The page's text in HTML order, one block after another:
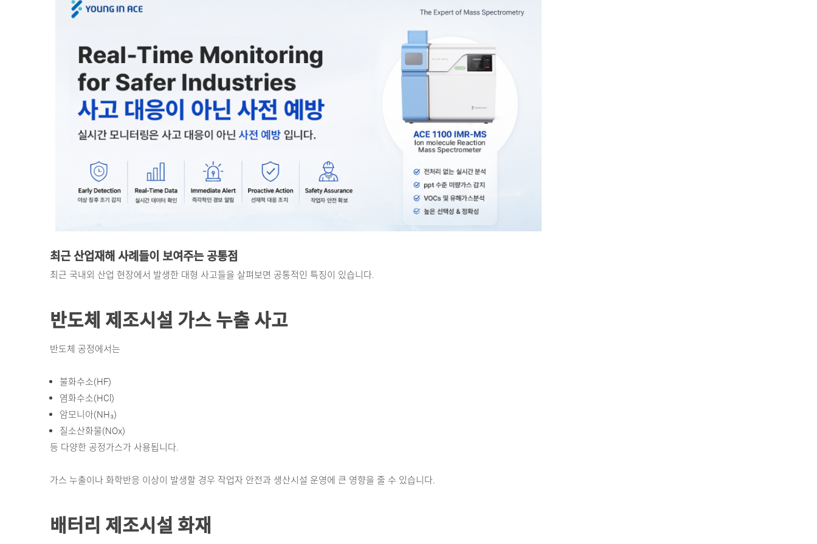
최근 산업재해 사례들이 보여주는 공통점
최근 국내외 산업 현장에서 발생한 대형 사고들을 살펴보면 공통적인 특징이 있습니다.
반도체 제조시설 가스 누출 사고
반도체 공정에서는
불화수소(HF)
염화수소(HCl)
암모니아(NH₃)
질소산화물(NOx)
등 다양한 공정가스가 사용됩니다.
가스 누출이나 화학반응 이상이 발생할 경우 작업자 안전과 생산시설 운영에 큰 영향을 줄 수 있습니다.
배터리 제조시설 화재